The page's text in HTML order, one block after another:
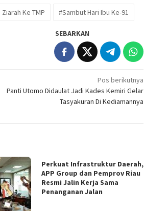
Ke TMP #Sambut Hari Ibu Ke-91
SEBARKAN
Pos berikutnya
Panti Utomo Didaulat Jadi Kades Kemiri Gelar
Tasyakuran Di Kediamannya
Perkuat Infrastruktur Daerah,
APP Group dan Pemprov Riau
Resmi Jalin Kerja Sama
Penanganan Jalan